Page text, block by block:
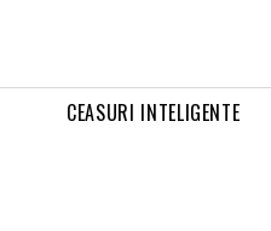
CEASURI INTELIGENTE